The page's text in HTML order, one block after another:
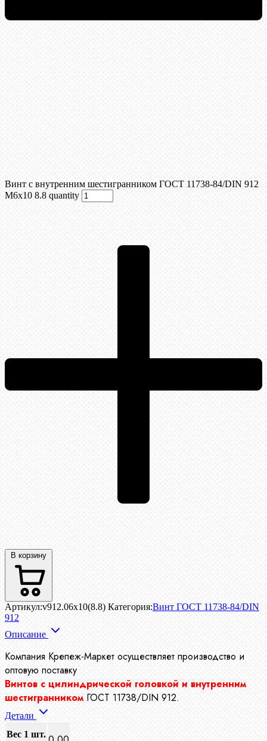
Винт c внутренним шестигранником ГОСТ 11738-84/DIN 912
М6x10 8.8 quantity
В корзину
Артикул:v912.06x10(8.8) Категория:Винт ГОСТ 11738-84/DIN
912
Описание
Компания Крепеж-Маркет осуществляет производство и
оптовую поставку
Винтов с цилиндрической головкой и внутренним
шестигранником ГОСТ 11738/DIN 912.
Детали
Вес 1 шт.